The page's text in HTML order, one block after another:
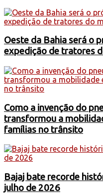
Oeste da Bahia será o
expedição de tratores
Como a invenção do
transformou a
famílias no trânsito
Bajaj bate recorde
julho de 2026